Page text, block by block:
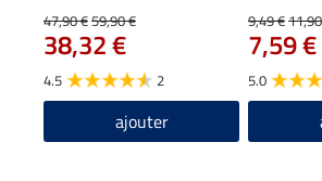
47,90 €59,90 €
38,32 €
4.5 2
ajouter
9,49 €
7,59 €
5.0